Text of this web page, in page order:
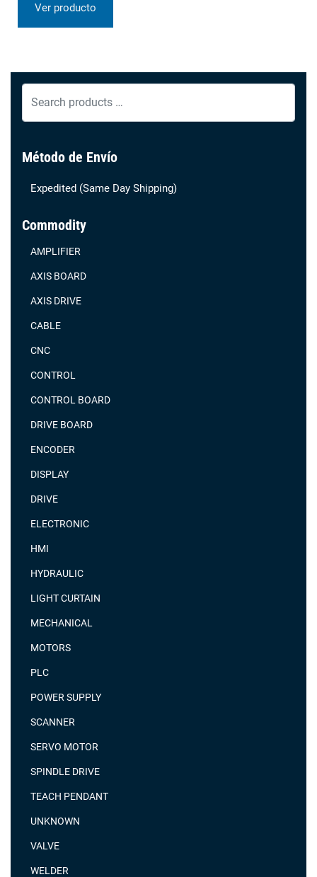
products
Método de Envío
Expedited (Same Day Shipping)
Commodity
AMPLIFIER
AXIS BOARD
AXIS DRIVE
CABLE
CNC
CONTROL
CONTROL BOARD
DRIVE BOARD
ENCODER
DISPLAY
DRIVE
ELECTRONIC
HMI
HYDRAULIC
LIGHT CURTAIN
MECHANICAL
MOTORS
PLC
POWER SUPPLY
SCANNER
SERVO MOTOR
SPINDLE DRIVE
TEACH PENDANT
UNKNOWN
VALVE
WELDER
Ver producto